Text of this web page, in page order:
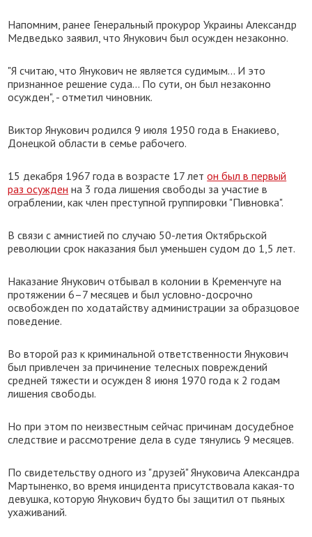
Напомним, ранее Генеральный прокурор Украины Александр
Медведько заявил, что Янукович был осужден незаконно.
"Я считаю, что Янукович не является судимым… И это
признанное решение суда… По сути, он был незаконно
осужден", - отметил чиновник.
Виктор Янукович родился 9 июля 1950 года в Енакиево,
Донецкой области в семье рабочего.
15 декабря 1967 года в возрасте 17 летон был в первый
раз осужден на 3 года лишения свободы за участие в
ограблении, как член преступной группировки "Пивновка".
В связи с амнистией по случаю 50-летия Октябрьской
революции срок наказания был уменьшен судом до 1,5 лет.
Наказание Янукович отбывал в колонии в Кременчуге на
протяжении 6–7 месяцев и был условно-досрочно
освобожден по ходатайству администрации за образцовое
поведение.
Во второй раз к криминальной ответственности Янукович
был привлечен за причинение телесных повреждений
средней тяжести и осужден 8 июня 1970 года к 2 годам
лишения свободы.
Но при этом по неизвестным сейчас причинам досудебное
следствие и рассмотрение дела в суде тянулись 9 месяцев.
По свидетельству одного из "друзей" Януковича Александра
Мартыненко, во время инцидента присутствовала какая-то
девушка, которую Янукович будто бы защитил от пьяных
ухаживаний.